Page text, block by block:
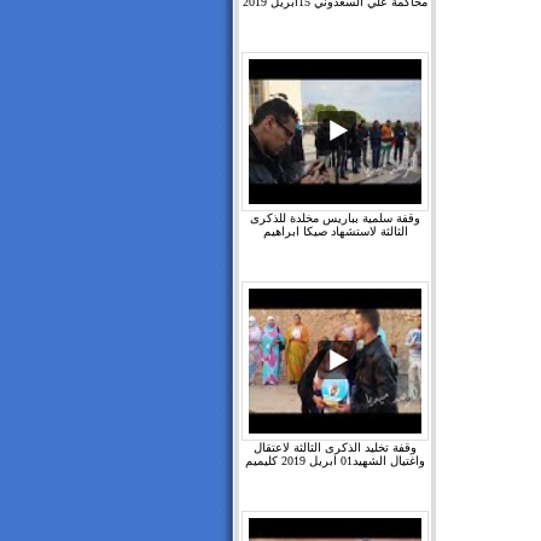
وقفة سلمية بباريس مخلدة للذكرى
الثالثة لاستشهاد صيكا ابراهيم
وقفة تخليد الذكرى الثالثة لاعتقال
واغتيال الشهيد01 ابريل 2019 كليميم